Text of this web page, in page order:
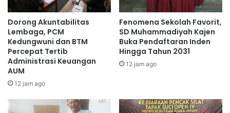
Dorong Akuntabilitas
Lembaga, PCM
Kedungwuni dan BTM
Percepat Tertib
Administrasi Keuangan
AUM
12 jam ago
Fenomena Sekolah Favorit,
SD Muhammadiyah Kajen
Buka Pendaftaran Inden
Hingga Tahun 2031
12 jam ago